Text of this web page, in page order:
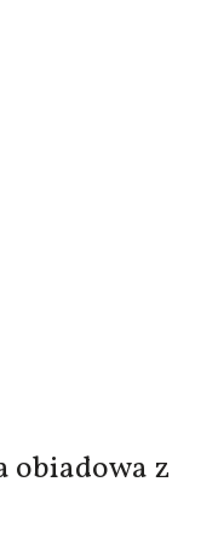
obiadowa z